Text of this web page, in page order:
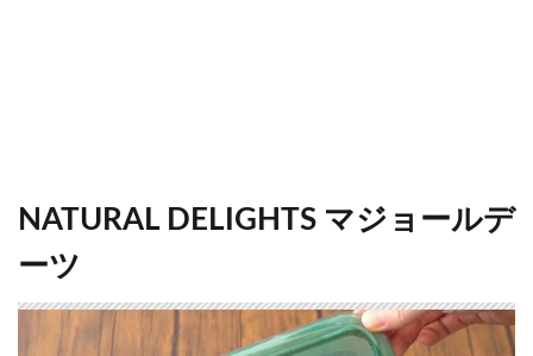
NATURAL DELIGHTS マジョールデ
ーツ